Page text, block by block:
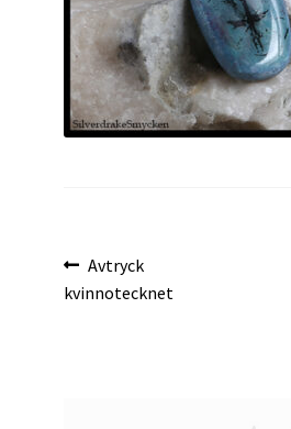
Inläggsnavigering
Föregående
inlägg:
Avtryck
kvinnotecknet